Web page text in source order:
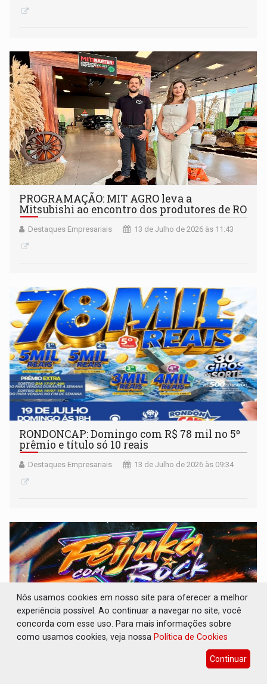
PROGRAMAÇÃO: MIT AGRO leva a
Mitsubishi ao encontro dos produtores de RO
Destaques Empresariais 13 de Julho de 2026 às 11:43
RONDONCAP: Domingo com R$ 78 mil no 5º
prêmio e título só 10 reais
Destaques Empresariais 13 de Julho de 2026 às 09:34
GREGO ORIGINAL: Happy Friday e Feijuka
Nós usamos cookies em nosso site para oferecer a melhor
experiência possível. Ao continuar a navegar no site, você
concorda com esse uso. Para mais informações sobre
como usamos cookies, veja nossa Política de Cookies
Continuar